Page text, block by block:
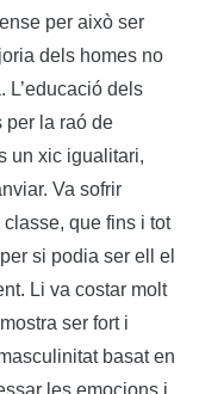
per això ser
dels homes no
L’educació dels
per la raó de
un xic igualitari,
Va sofrir
classe, que fins i tot
si podia ser ell el
Li va costar molt
ser fort i
basat en
les emocions i